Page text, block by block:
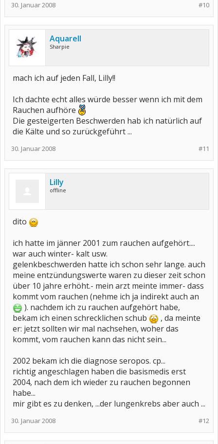
#10
30. Januar 2008
Aquarell
Sharpie
mach ich auf jeden Fall, Lilly!!
Ich dachte echt alles würde besser wenn ich mit dem
Rauchen aufhöre
Die gesteigerten Beschwerden hab ich natürlich auf
die Kälte und so zurückgeführt ...
#11
30. Januar 2008
Lilly
offline
dito
ich hatte im jänner 2001 zum rauchen aufgehört....
war auch winter- kalt usw.
gelenkbeschwerden hatte ich schon sehr lange. auch
meine entzündungswerte waren zu dieser zeit schon
über 10 jahre erhöht.- mein arzt meinte immer- dass
kommt vom rauchen (nehme ich ja indirekt auch an
). nachdem ich zu rauchen aufgehört habe,
bekam ich einen schrecklichen schub
, da meinte
er: jetzt sollten wir mal nachsehen, woher das
kommt, vom rauchen kann das nicht sein...
2002 bekam ich die diagnose seropos. cp...
richtig angeschlagen haben die basismedis erst
2004, nach dem ich wieder zu rauchen begonnen
habe...
mir gibt es zu denken, ...der lungenkrebs aber auch ...
#12
30. Januar 2008